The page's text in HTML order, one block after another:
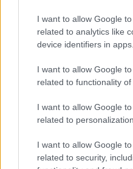
I want to allow Google
related to analytics like
device identifiers in apps.
I want to allow Google
related to functionality
I want to allow Google
related to personalization.
I want to allow Google
related to security,